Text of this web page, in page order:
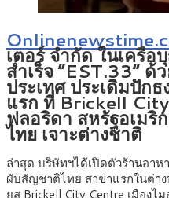
เตอร์ จำกัด ในเครื
สำเร็จ “EST.33” ด้
ประเทศ ประเดิมปัก
แรก ที่ Brickell
ฟลอริดา สหรัฐอเมริ
ไทย เจาะต่างชาติ
ล่าสุด บริษัทฯได้เปิดตัวร้านอาห
ผับสัญชาติไทย สาขาแรกในต่า